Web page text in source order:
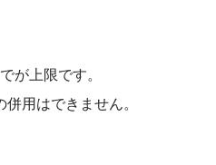
が上限です。
用はできません。